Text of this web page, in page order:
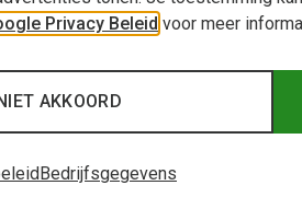
Privacy Beleid voor meer
NIET AKKOORD
Bedrijfsgegevens